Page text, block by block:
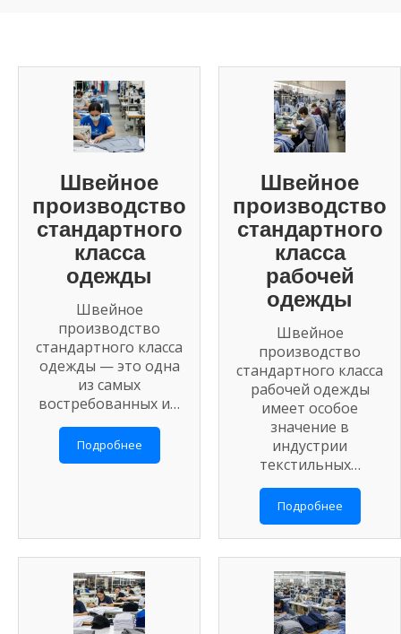
Швейное
производство
стандартного
класса
одежды
Швейное
производство
стандартного класса
одежды — это одна
из самых
востребованных и…
Подробнее
Швейное
производство
стандартного
класса
рабочей
одежды
Швейное
производство
стандартного класса
рабочей одежды
имеет особое
значение в
индустрии
текстильных…
Подробнее